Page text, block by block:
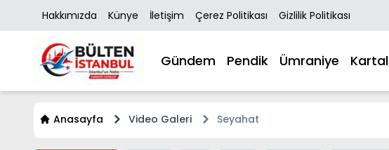
Hakkımızda Künye İletişim Çerez Politikası Gizlilik Politikası
Gündem Pendik Ümraniye Kartal
Anasayfa Video Galeri Seyahat